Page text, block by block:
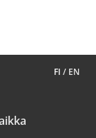
FI / EN